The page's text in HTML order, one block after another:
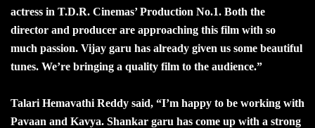
actress in T.D.R. Cinemas’ Production No.1. Both the
director and producer are approaching this film with so
much passion. Vijay garu has already given us some beautiful
tunes. We’re bringing a quality film to the audience.”
Talari Hemavathi Reddy said, “I’m happy to be working with
Pavaan and Kavya. Shankar garu has come up with a strong